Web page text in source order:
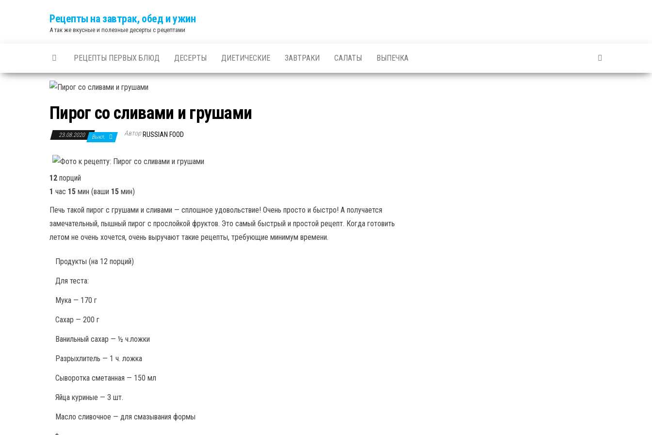
Рецепты на завтрак, обед и ужин
А так же вкусные и полезные десерты с рецептами
РЕЦЕПТЫ ПЕРВЫХ БЛЮД ДЕСЕРТЫ ДИЕТИЧЕСКИЕ ЗАВТРАКИ САЛАТЫ ВЫПЕЧКА
Пирог со сливами и грушами
23.08.2020 Выкл. Автор RUSSIAN FOOD
12 порций
1 час 15 мин (ваши 15 мин)
Печь такой пирог с грушами и сливами — сплошное удовольствие! Очень просто и быстро! А получается
замечательный, пышный пирог с прослойкой фруктов. Это самый быстрый и простой рецепт. Когда готовить
летом не очень хочется, очень выручают такие рецепты, требующие минимум времени.
Продукты (на 12 порций)
Для теста:
Мука — 170 г
Сахар — 200 г
Ванильный сахар — ½ ч.ложки
Разрыхлитель — 1 ч. ложка
Сыворотка сметанная — 150 мл
Яйца куриные — 3 шт.
Масло сливочное — для смазывания формы